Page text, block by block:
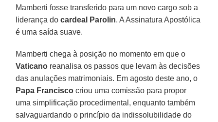
Mamberti fosse transferido para um novo cargo sob a
liderança docardeal Parolin. A Assinatura Apostólica
é uma saída suave.
Mamberti chega à posição no momento em que o
Vaticano reanalisa os passos que levam às decisões
das anulações matrimoniais. Em agosto deste ano, o
Papa Francisco criou uma comissão para propor
uma simplificação procedimental, enquanto também
salvaguardando o princípio da indissolubilidade do